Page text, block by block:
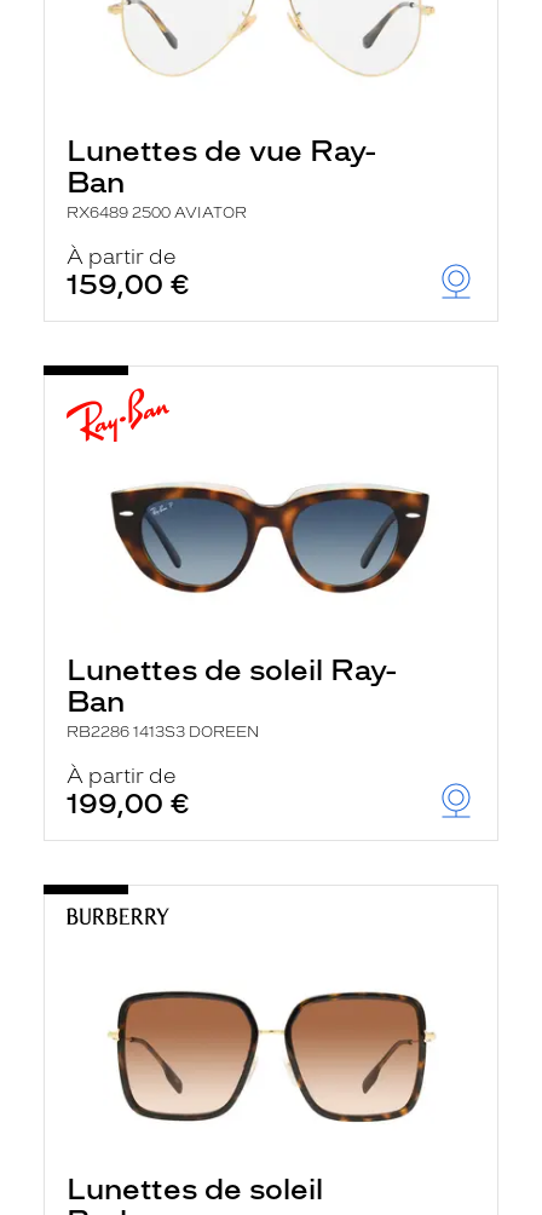
Lunettes de vue Ray-
Ban
RX6489 2500 AVIATOR
À partir de
159,00 €
Lunettes de soleil Ray-
Ban
RB2286 1413S3 DOREEN
À partir de
199,00 €
Lunettes de soleil